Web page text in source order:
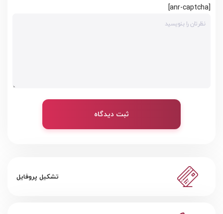
[anr-captcha]
ثبت دیدگاه
تشکیل پروفایل